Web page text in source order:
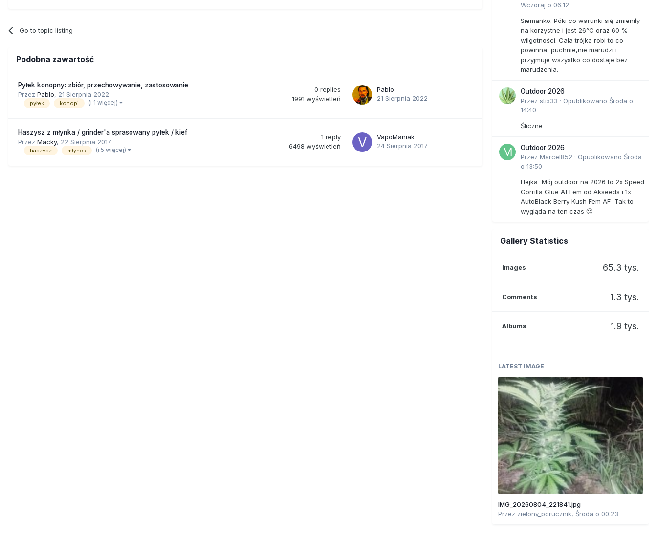
Go to topic listing
Podobna zawartość
Pyłek konopny: zbiór, przechowywanie, zastosowanie
Przez Pablo, 21 Sierpnia 2022
pyłek konopi (i 1 więcej)
0 replies
1991 wyświetleń
Pablo
21 Sierpnia 2022
Haszysz z młynka / grinder'a sprasowany pyłek / kief
Przez Macky, 22 Sierpnia 2017
haszysz młynek (i 5 więcej)
1 reply
6498 wyświetleń
VapoManiak
24 Sierpnia 2017
Wczoraj o 06:12
Siemanko. Póki co warunki się zmieniły
na korzystne i jest 26°C oraz 60 %
wilgotności. Cała trójka robi to co
powinna, puchnie,nie marudzi i
przyjmuje wszystko co dostaje bez
marudzenia.
Outdoor 2026
Przez stix33 · Opublikowano Środa o
14:40
Śliczne
Outdoor 2026
Przez Marcel852 · Opublikowano Środa
o 13:50
Hejka Mój outdoor na 2026 to 2x Speed
Gorrilla Glue Af Fem od Akseeds i 1x
AutoBlack Berry Kush Fem AF Tak to
wygląda na ten czas 🙂
Gallery Statistics
Images 65.3 tys.
Comments 1.3 tys.
Albums 1.9 tys.
LATEST IMAGE
IMG_20260804_221841.jpg
Przez zielony_porucznik, Środa o 00:23